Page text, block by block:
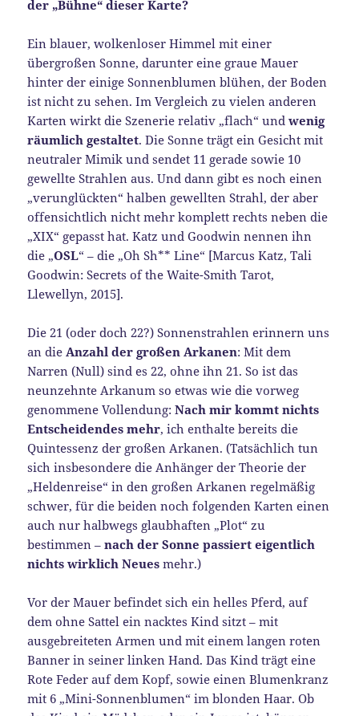
der „Bühne“ dieser Karte?
Ein blauer, wolkenloser Himmel mit einer
übergroßen Sonne, darunter eine graue Mauer
hinter der einige Sonnenblumen blühen, der Boden
ist nicht zu sehen. Im Vergleich zu vielen anderen
Karten wirkt die Szenerie relativ „flach“ undwenig
räumlich gestaltet. Die Sonne trägt ein Gesicht mit
neutraler Mimik und sendet 11 gerade sowie 10
gewellte Strahlen aus. Und dann gibt es noch einen
„verunglückten“ halben gewellten Strahl, der aber
offensichtlich nicht mehr komplett rechts neben die
„XIX“ gepasst hat. Katz und Goodwin nennen ihn
die „OSL“ – die „Oh Sh** Line“ [Marcus Katz, Tali
Goodwin: Secrets of the Waite-Smith Tarot,
Llewellyn, 2015].
Die 21 (oder doch 22?) Sonnenstrahlen erinnern uns
an die Anzahl der großen Arkanen: Mit dem
Narren (Null) sind es 22, ohne ihn 21. So ist das
neunzehnte Arkanum so etwas wie die vorweg
genommene Vollendung:Nach mir kommt nichts
Entscheidendes mehr, ich enthalte bereits die
Quintessenz der großen Arkanen. (Tatsächlich tun
sich insbesondere die Anhänger der Theorie der
„Heldenreise“ in den großen Arkanen regelmäßig
schwer, für die beiden noch folgenden Karten einen
auch nur halbwegs glaubhaften „Plot“ zu
bestimmen –nach der Sonne passiert eigentlich
nichts wirklich Neues mehr.)
Vor der Mauer befindet sich ein helles Pferd, auf
dem ohne Sattel ein nacktes Kind sitzt – mit
ausgebreiteten Armen und mit einem langen roten
Banner in seiner linken Hand. Das Kind trägt eine
Rote Feder auf dem Kopf, sowie einen Blumenkranz
mit 6 „Mini-Sonnenblumen“ im blonden Haar. Ob